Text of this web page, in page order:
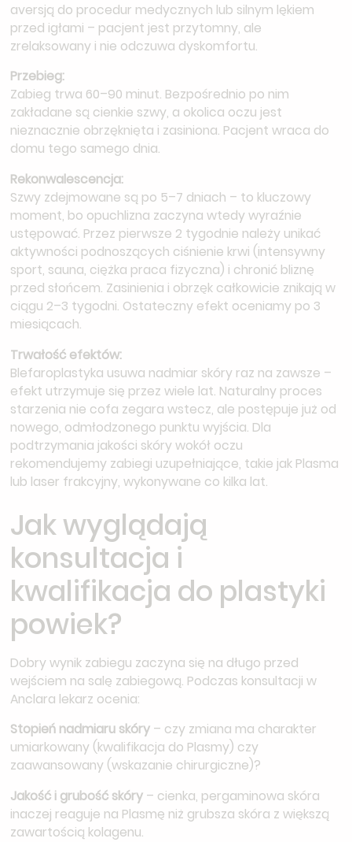
aversją do procedur medycznych lub silnym lękiem
przed igłami – pacjent jest przytomny, ale
zrelaksowany i nie odczuwa dyskomfortu.
Przebieg:
Zabieg trwa 60–90 minut. Bezpośrednio po nim
zakładane są cienkie szwy, a okolica oczu jest
nieznacznie obrzęknięta i zasiniona. Pacjent wraca do
domu tego samego dnia.
Rekonwalescencja:
Szwy zdejmowane są po 5–7 dniach – to kluczowy
moment, bo opuchlizna zaczyna wtedy wyraźnie
ustępować. Przez pierwsze 2 tygodnie należy unikać
aktywności podnoszących ciśnienie krwi (intensywny
sport, sauna, ciężka praca fizyczna) i chronić bliznę
przed słońcem. Zasinienia i obrzęk całkowicie znikają w
ciągu 2–3 tygodni. Ostateczny efekt oceniamy po 3
miesiącach.
Trwałość efektów:
Blefaroplastyka usuwa nadmiar skóry raz na zawsze –
efekt utrzymuje się przez wiele lat. Naturalny proces
starzenia nie cofa zegara wstecz, ale postępuje już od
nowego, odmłodzonego punktu wyjścia. Dla
podtrzymania jakości skóry wokół oczu
rekomendujemy zabiegi uzupełniające, takie jak Plasma
lub laser frakcyjny, wykonywane co kilka lat.
Jak wyglądają
konsultacja i
kwalifikacja do plastyki
powiek?
Dobry wynik zabiegu zaczyna się na długo przed
wejściem na salę zabiegową. Podczas konsultacji w
Anclara lekarz ocenia:
Stopień nadmiaru skóry – czy zmiana ma charakter
umiarkowany (kwalifikacja do Plasmy) czy
zaawansowany (wskazanie chirurgiczne)?
Jakość i grubość skóry – cienka, pergaminowa skóra
inaczej reaguje na Plasmę niż grubsza skóra z większą
zawartością kolagenu.